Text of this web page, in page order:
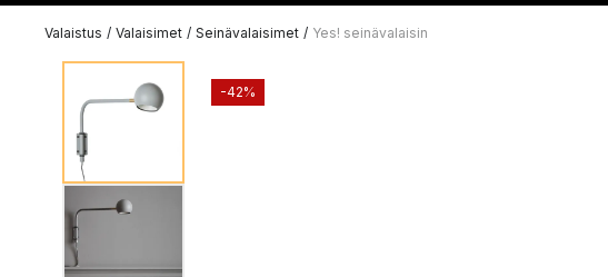
Valaistus / Valaisimet / Seinävalaisimet / Yes! seinävalaisin
-42%